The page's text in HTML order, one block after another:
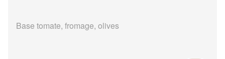
Base tomate, fromage, olives